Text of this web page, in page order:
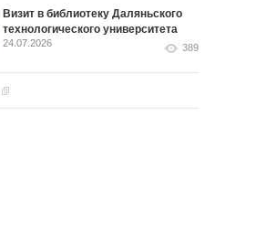
Визит в библиотеку Даляньского
технологического университета
24.07.2026 389